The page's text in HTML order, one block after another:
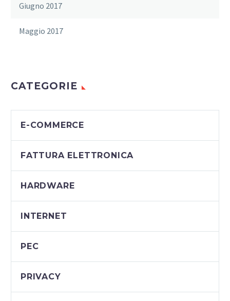
Giugno 2017
Maggio 2017
CATEGORIE
E-COMMERCE
FATTURA ELETTRONICA
HARDWARE
INTERNET
PEC
PRIVACY